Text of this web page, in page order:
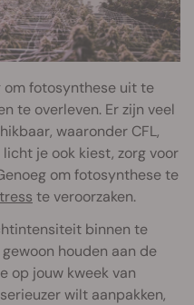
om fotosynthese uit te
te overleven. Er zijn veel
waaronder CFL,
licht je ook kiest, zorg voor
om fotosynthese te
te veroorzaken.
binnen te
houden aan de
op jouw kweek van
wilt aanpakken,